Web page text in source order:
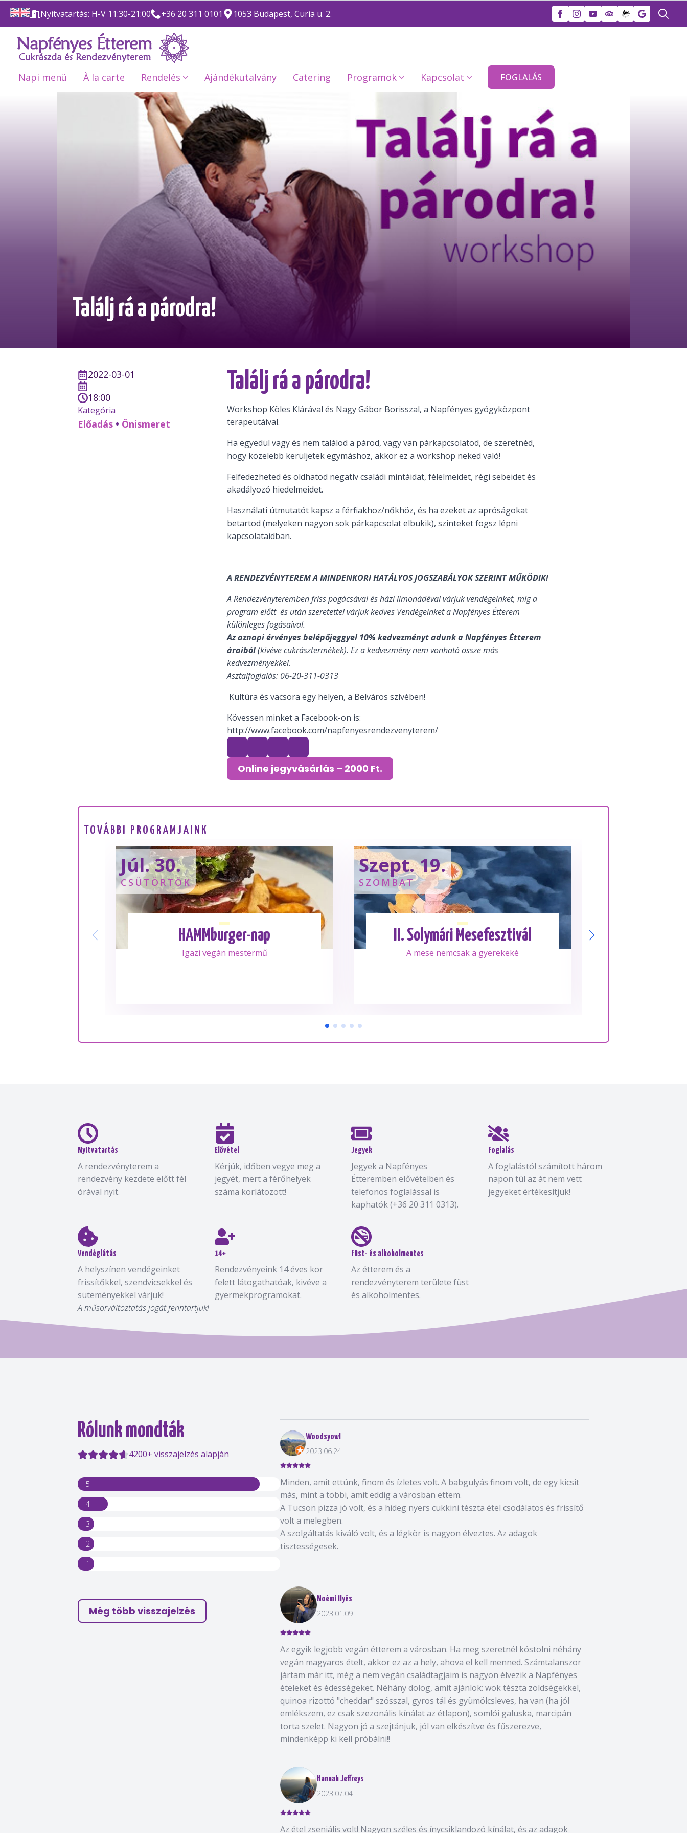
Nyitvatartás: H-V 11:30-21:00 +36 20 311 0101
1053 Budapest, Curia u. 2.
Napi menü À la carte Rendelés Ajándékutalvány Catering Programok Kapcsolat FOGLALÁS
Találj rá a párodra!
2022-03-01
18:00
Kategória
Előadás • Önismeret
Találj rá a párodra!
Workshop Köles Klárával és Nagy Gábor Borisszal, a Napfényes gyógyközpont
terapeutáival.
Ha egyedül vagy és nem találod a párod, vagy van párkapcsolatod, de szeretnéd,
hogy közelebb kerüljetek egymáshoz, akkor ez a workshop neked való!
Felfedezheted és oldhatod negatív családi mintáidat, félelmeidet, régi sebeidet és
akadályozó hiedelmeidet.
Használati útmutatót kapsz a férfiakhoz/nőkhöz, és ha ezeket az apróságokat
betartod (melyeken nagyon sok párkapcsolat elbukik), szinteket fogsz lépni
kapcsolataidban.
A RENDEZVÉNYTEREM A MINDENKORI HATÁLYOS JOGSZABÁLYOK SZERINT MŰKÖDIK!
A Rendezvényteremben friss pogácsával és házi limonádéval várjuk vendégeinket, míg a
program előtt és után szeretettel várjuk kedves Vendégeinket a Napfényes Étterem
különleges fogásaival.
Az aznapi érvényes belépőjeggyel 10% kedvezményt adunk a Napfényes Étterem
áraiból(kivéve cukrásztermékek). Ez a kedvezmény nem vonható össze más
kedvezményekkel.
Asztalfoglalás: 06-20-311-0313
Kultúra és vacsora egy helyen, a Belváros szívében!
Kövessen minket a Facebook-on is:
http://www.facebook.com/napfenyesrendezvenyterem/
Online jegyvásárlás – 2000 Ft.
TOVÁBBI PROGRAMJAINK
Júl. 30.
CSÜTÖRTÖK
HAMMburger-nap
Igazi vegán mestermű
Szept. 19.
SZOMBAT
II. Solymári Mesefesztivál
A mese nemcsak a gyerekeké
Nyitvatartás
A rendezvényterem a
rendezvény kezdete előtt fél
órával nyit.
Elővétel
Kérjük, időben vegye meg a
jegyét, mert a férőhelyek
száma korlátozott!
Jegyek
Jegyek a Napfényes
Étteremben elővételben és
telefonos foglalással is
kaphatók (+36 20 311 0313).
Foglalás
A foglalástól számított három
napon túl az át nem vett
jegyeket értékesítjük!
Vendéglátás
A helyszínen vendégeinket
frissítőkkel, szendvicsekkel és
süteményekkel várjuk!
14+
Rendezvényeink 14 éves kor
felett látogathatóak, kivéve a
gyermekprogramokat.
Füst- és alkoholmentes
Az étterem és a
rendezvényterem területe füst
és alkoholmentes.
A műsorváltoztatás jogát fenntartjuk!
Rólunk mondták
4200+ visszajelzés alapján
5
4
3
2
1
Még több visszajelzés
Woodsyowl
2023.06.24.
Minden, amit ettünk, finom és ízletes volt. A babgulyás finom volt, de egy kicsit
más, mint a többi, amit eddig a városban ettem.
A Tucson pizza jó volt, és a hideg nyers cukkini tészta étel csodálatos és frissítő
volt a melegben.
A szolgáltatás kiváló volt, és a légkör is nagyon élveztes. Az adagok
tisztességesek.
Noémi Ilyés
2023.01.09
Az egyik legjobb vegán étterem a városban. Ha meg szeretnél kóstolni néhány
vegán magyaros ételt, akkor ez az a hely, ahova el kell menned. Számtalanszor
jártam már itt, még a nem vegán családtagjaim is nagyon élvezik a Napfényes
ételeket és édességeket. Néhány dolog, amit ajánlok: wok tészta zöldségekkel,
quinoa rizottó "cheddar" szósszal, gyros tál és gyümölcsleves, ha van (ha jól
emlékszem, ez csak szezonális kínálat az étlapon), somlói galuska, marcipán
torta szelet. Nagyon jó a szejtánjuk, jól van elkészítve és fűszerezve,
mindenképp ki kell próbálni!!
Hannah Jeffreys
2023.07.04
Az étel zseniális volt! Nagyon széles és ínycsiklandozó kínálat, és az adagok